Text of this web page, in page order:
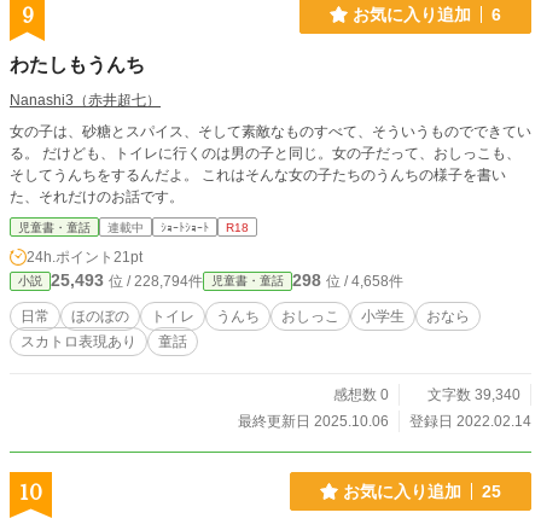
9 お気に入り追加 6
わたしもうんち
Nanashi3（赤井超七）
女の子は、砂糖とスパイス、そして素敵なものすべて、そういうものでできてい
る。 だけども、トイレに行くのは男の子と同じ。女の子だって、おしっこも、
そしてうんちをするんだよ。 これはそんな女の子たちのうんちの様子を書い
た、それだけのお話です。
児童書・童話 連載中 ｼｮｰﾄｼｮｰﾄ R18
24h.ポイント 21pt
小説 25,493 位 / 228,794件 児童書・童話 298 位 / 4,658件
日常 ほのぼの トイレ うんち おしっこ 小学生
おなら
スカトロ表現あり
童話
感想数 0
文字数 39,340
最終更新日 2025.10.06
登録日 2022.02.14
10 お気に入り追加 25